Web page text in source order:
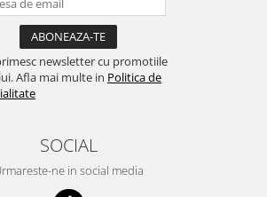
newsletter cu promotiile
Afla mai multe in Politica de
SOCIAL
ne in social media